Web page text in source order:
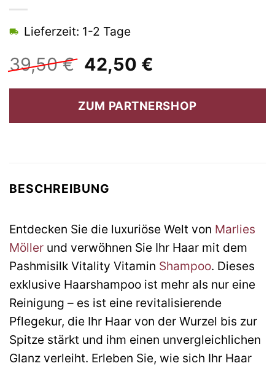
39,50€ Ursprünglicher
Preis
war:
39,50 €
42,50 €
ist:
42,50 €.
Lieferzeit: 1-2 Tage
ZUM PARTNERSHOP
BESCHREIBUNG
Entdecken Sie die luxuriöse Welt von Marlies
Möller und verwöhnen Sie Ihr Haar mit dem
Pashmisilk Vitality Vitamin Shampoo. Dieses
exklusive Haarshampoo ist mehr als nur eine
Reinigung – es ist eine revitalisierende
Pflegekur, die Ihr Haar von der Wurzel bis zur
Spitze stärkt und ihm einen unvergleichlichen
Glanz verleiht. Erleben Sie, wie sich Ihr Haar